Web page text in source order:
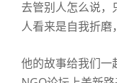
去管别人怎么说，
人看来是自我折
他的故事给我们一